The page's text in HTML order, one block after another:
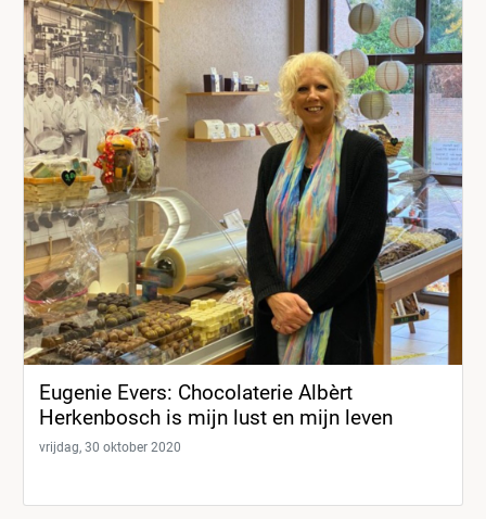
Eugenie Evers: Chocolaterie Albèrt
Herkenbosch is mijn lust en mijn leven
vrijdag, 30 oktober 2020